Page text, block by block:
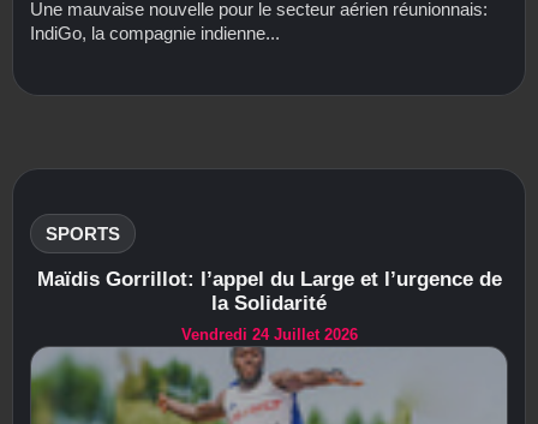
Une mauvaise nouvelle pour le secteur aérien réunionnais:
IndiGo, la compagnie indienne...
SPORTS
Maïdis Gorrillot: l’appel du Large et l’urgence de
la Solidarité
Vendredi 24 Juillet 2026